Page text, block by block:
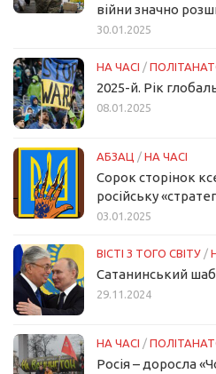
війни значно
30.01.2025
НА ЧАСІ /
2025-й. Рік
08.01.2025
АБЗАЦ / НА ЧАСІ
Сорок сторінок
російську
03.01.2025
ВІСТІ З ТОГО СВІТУ /
Сатанинський
29.11.2024
НА ЧАСІ /
Росія – доросла